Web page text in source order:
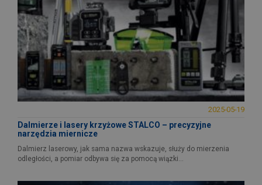
2025-05-19
Dalmierze i lasery krzyżowe STALCO – precyzyjne
narzędzia miernicze
Dalmierz laserowy, jak sama nazwa wskazuje, służy do mierzenia
odległości, a pomiar odbywa się za pomocą wiązki...